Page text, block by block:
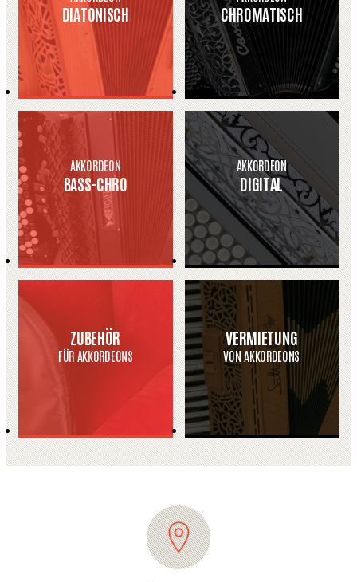
DIATONISCH CHROMATISCH
AKKORDEON
BASS-CHRO
AKKORDEON
DIGITAL
ZUBEHÖR
FÜR AKKORDEONS
VERMIETUNG
VON AKKORDEONS